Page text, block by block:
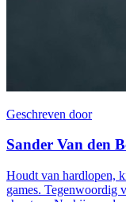
Geschreven door
Sander Van den
Houdt van hardlopen,
games. Tegenwoordig